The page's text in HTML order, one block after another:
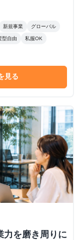
新規事業 グローバル
型自由 私服OK
見る
力を磨き周りに